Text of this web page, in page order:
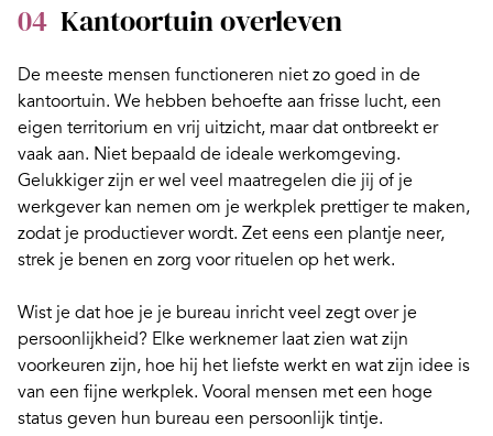
04 Kantoortuin overleven
De meeste mensen functioneren niet zo goed in de
kantoortuin. We hebben behoefte aan frisse lucht, een
eigen territorium en vrij uitzicht, maar dat ontbreekt er
vaak aan. Niet bepaald de ideale werkomgeving.
Gelukkiger zijn er wel veel maatregelen die jij of je
werkgever kan nemen om je werkplek prettigerte maken,
zodat je productiever wordt. Zet eens een plantje neer,
strek je benen en zorg voor rituelen op het werk.
Wist je dat hoe je je bureau inricht veel zegt over je
persoonlijkheid? Elke werknemer laat zien wat zijn
voorkeuren zijn, hoe hij het liefste werkt en wat zijn idee is
van een fijne werkplek. Vooral mensen met een hoge
status geven hun bureau een persoonlijk tintje.